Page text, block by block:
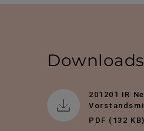
Downloads
201201 IR
PDF (132 KB)